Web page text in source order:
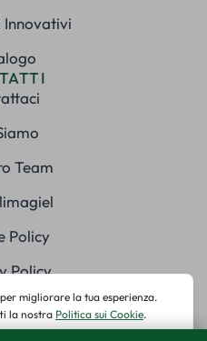
Innovativi
Team
Policy
Policy